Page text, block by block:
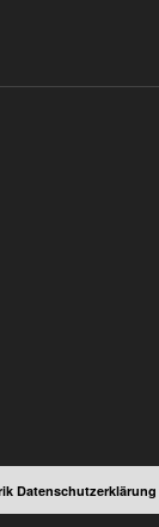
Datenschutzerklärung